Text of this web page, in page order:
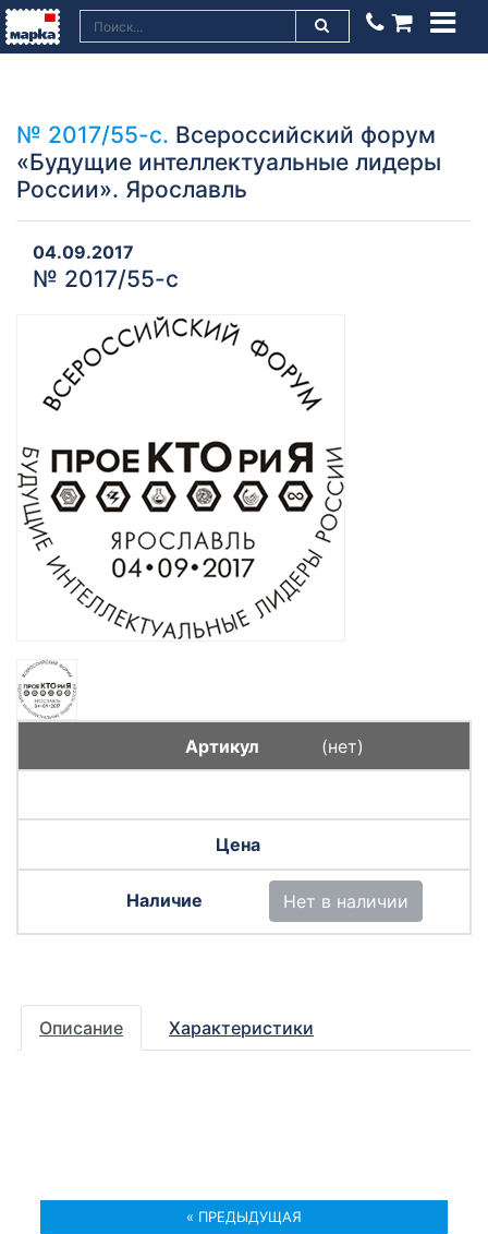
№ 2017/55-с. Всероссийский форум
«Будущие интеллектуальные лидеры
России». Ярославль
04.09.2017
№ 2017/55-с
(нет)
Нет в наличии
Описание Характеристики
« ПРЕДЫДУЩАЯ